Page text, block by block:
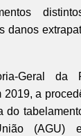
danos
Geral da
2019, a
do
(AGU)